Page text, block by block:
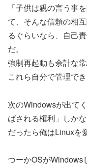
「子供は親の言う事
て、そんな信頼の相
るぐらいなら、自己
だ。
強制再起動も余計な
これら自分で管理で
次のWindowsが出て
ばされる権利」しかな
だったら俺はLinuxを
つーかOSがWindows